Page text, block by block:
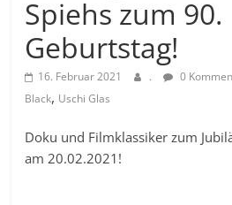
Spiehs zum 90.
Geburtstag!
16. Februar 2021 . 0
Black, Uschi Glas
Doku und Filmklassiker zum
am 20.02.2021!